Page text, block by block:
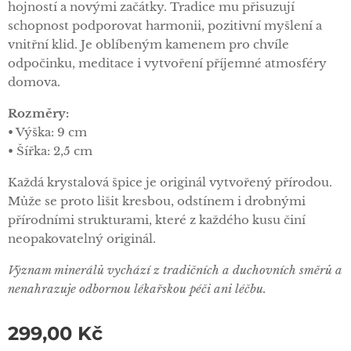
hojností a novými začátky. Tradice mu přisuzují
schopnost podporovat harmonii, pozitivní myšlení a
vnitřní klid. Je oblíbeným kamenem pro chvíle
odpočinku, meditace i vytvoření příjemné atmosféry
domova.
Rozměry:
• Výška: 9 cm
• Šířka: 2,5 cm
Každá krystalová špice je originál vytvořený přírodou.
Může se proto lišit kresbou, odstínem i drobnými
přírodními strukturami, které z každého kusu činí
neopakovatelný originál.
Význam minerálů vychází z tradičních a duchovních směrů a
nenahrazuje odbornou lékařskou péči ani léčbu.
299,00 Kč